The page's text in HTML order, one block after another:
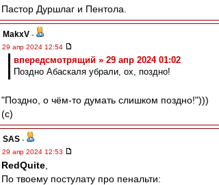
Пастор Дуршлаг и Пентола.
MakxV -
29 апр 2024 12:54
впередсмотрящий » 29 апр 2024 01:02
Поздно Абаскаля убрали, ох, поздно!
"Поздно, о чём-то думать слишком поздно!")))
(c)
SAS -
29 апр 2024 12:53
RedQuite
По твоему постулату про пенальти: